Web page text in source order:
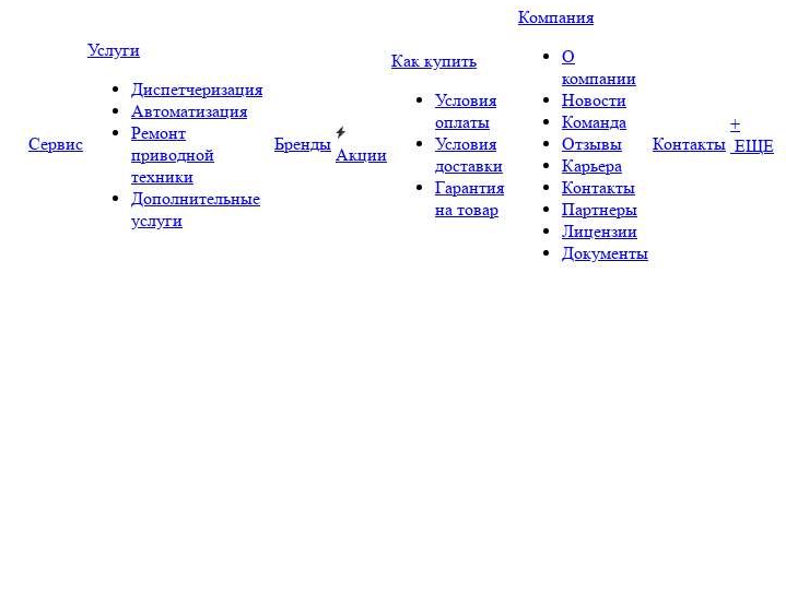
Сервис
Услуги
Диспетчеризация
Автоматизация
Ремонт
приводной
техники
Дополнительные
услуги
Бренды
Акции
Как купить
Условия
оплаты
Условия
доставки
Гарантия
на товар
Компания
О
компании
Новости
Команда
Отзывы
Карьера
Контакты
Партнеры
Лицензии
Документы
Контакты
+
ЕЩЕ